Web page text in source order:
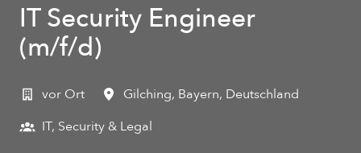
IT Security Engineer
(m/f/d)
vor Ort Gilching, Bayern, Deutschland
IT, Security & Legal